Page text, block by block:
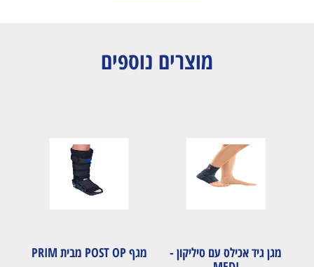
מוצרים נוספים
מגן גיד אכילס עם סיליקון -
מגף POST OP מבית PRIM